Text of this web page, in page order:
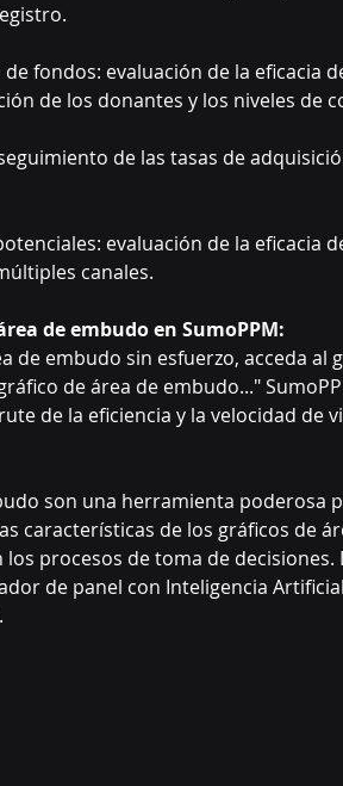
fondos: evaluación de la eficacia
de los donantes y los niveles de
de las tasas de
evaluación de la eficacia
canales.
de embudo en SumoPPM:
de embudo sin esfuerzo, acceda
de área de embudo..."
de la eficiencia y la velocidad de
son una herramienta poderosa
características de los gráficos de
procesos de toma de
de panel con Inteligencia